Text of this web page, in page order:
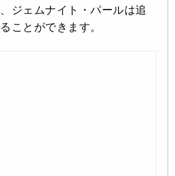
ジェムナイト・パールは追
ことができます。